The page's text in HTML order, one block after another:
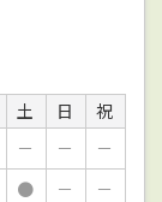
土 日
祝
－ －
－
● －
－